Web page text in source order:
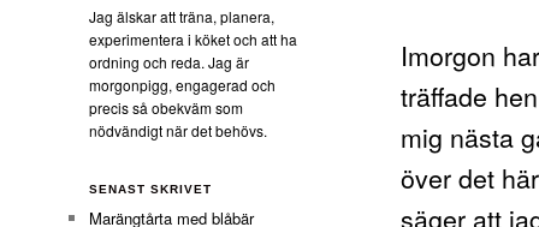
Imorgon
träffade
mig nästa
över det
säger att
Jag älskar att träna, planera,
experimentera i köket och att ha
ordning och reda. Jag är
morgonpigg, engagerad och
precis så obekväm som
nödvändigt när det behövs.
SENAST SKRIVET
Marängtårta med blåbär